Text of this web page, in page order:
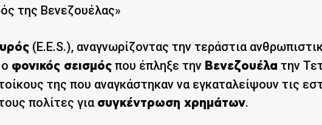
της Βενεζουέλας»
(E.E.S.), αναγνωρίζοντας την τεράστια
φονικός σεισμός που έπληξε την Βενεζουέλα την
της που αναγκάστηκαν να εγκαταλείψουν τις
πολίτες για συγκέντρωση χρημάτων.